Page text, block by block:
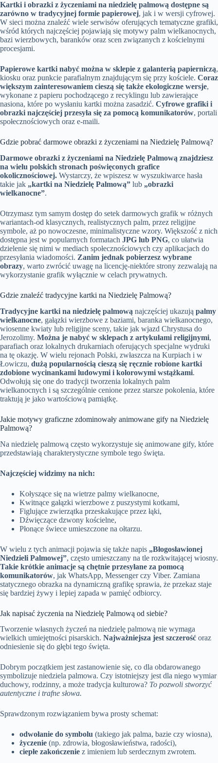
Kartki i obrazki z życzeniami na niedzielę palmową dostępne są
zarówno w tradycyjnej formie papierowej, jak i w wersji cyfrowej.
W sieci można znaleźć wiele serwisów oferujących tematyczne grafiki,
wśród których najczęściej pojawiają się motywy palm wielkanocnych,
bazi wierzbowych, baranków oraz scen związanych z kościelnymi
procesjami.
Papierowe kartki nabyć można w sklepie z galanterią papierniczą,
kiosku oraz punkcie parafialnym znajdującym się przy kościele. Coraz
większym zainteresowaniem cieszą się także ekologiczne wersje,
wykonane z papieru pochodzącego z recyklingu lub zawierające
nasiona, które po wysłaniu kartki można zasadzić. Cyfrowe grafiki i
obrazki najczęściej przesyła się za pomocą komunikatorów, portali
społecznościowych oraz e-maili.
Gdzie pobrać darmowe obrazki z życzeniami na Niedzielę Palmową?
Darmowe obrazki z życzeniami na Niedzielę Palmową znajdziesz
na wielu polskich stronach poświęconych grafice
okolicznościowej. Wystarczy, że wpiszesz w wyszukiwarce hasła
takie jak „kartki na Niedzielę Palmową” lub „obrazki
wielkanocne”.
Otrzymasz tym samym dostęp do setek darmowych grafik w różnych
wariantach-od klasycznych, realistycznych palm, przez religijne
symbole, aż po nowoczesne, minimalistyczne wzory. Większość z nich
dostępna jest w popularnych formatach JPG lub PNG, co ułatwia
dzielenie się nimi w mediach społecznościowych czy aplikacjach do
przesyłania wiadomości. Zanim jednak pobierzesz wybrane
obrazy, warto zwrócić uwagę na licencję-niektóre strony zezwalają na
wykorzystanie grafik wyłącznie w celach prywatnych.
Gdzie znaleźć tradycyjne kartki na Niedzielę Palmową?
Tradycyjne kartki na niedzielę palmową najczęściej ukazują palmy
wielkanocne, gałązki wierzbowe z baziami, baranka wielkanocnego,
wiosenne kwiaty lub religijne sceny, takie jak wjazd Chrystusa do
Jerozolimy. Można je nabyć w sklepach z artykułami religijnymi,
parafiach oraz lokalnych drukarniach oferujących specjalne wydruki
na tę okazję. W wielu rejonach Polski, zwłaszcza na Kurpiach i w
Łowiczu, dużą popularnością cieszą się ręcznie robione kartki
zdobione wycinankami ludowymi i kolorowymi wstążkami.
Odwołują się one do tradycji tworzenia lokalnych palm
wielkanocnych i są szczególnie cenione przez starsze pokolenia, które
traktują je jako wartościową pamiątkę.
Jakie motywy graficzne zdominowały animowane gify na Niedzielę
Palmową?
Na niedzielę palmową często wykorzystuje się animowane gify, które
przedstawiają charakterystyczne symbole tego święta.
Najczęściej widzimy na nich:
Kołyszące się na wietrze palmy wielkanocne,
Kwitnące gałązki wierzbowe z puszystymi kotkami,
Figlujące zwierzątka przeskakujące przez łąki,
Dźwięczące dzwony kościelne,
Płonące świece umieszczone na ołtarzu.
W wielu z tych animacji pojawia się także napis „Błogosławionej
Niedzieli Palmowej”, często umieszczany na tle rozkwitającej wiosny.
Takie krótkie animacje są chętnie przesyłane za pomocą
komunikatorów, jak WhatsApp, Messenger czy Viber. Zamiana
statycznego obrazka na dynamiczną grafikę sprawia, że przekaz staje
się bardziej żywy i lepiej zapada w pamięć odbiorcy.
Jak napisać życzenia na Niedzielę Palmową od siebie?
Tworzenie własnych życzeń na niedzielę palmową nie wymaga
wielkich umiejętności pisarskich. Najważniejsza jest szczerość oraz
odniesienie się do głębi tego święta.
Dobrym początkiem jest zastanowienie się, co dla obdarowanego
symbolizuje niedziela palmowa. Czy istotniejszy jest dla niego wymiar
duchowy, rodzinny, a może tradycja kulturowa? To pozwoli stworzyć
autentyczne i trafne słowa.
Sprawdzonym rozwiązaniem bywa prosty schemat:
odwołanie do symbolu (takiego jak palma, bazie czy wiosna),
życzenie (np. zdrowia, błogosławieństwa, radości),
ciepłe zakończenie z imieniem lub serdecznym zwrotem.